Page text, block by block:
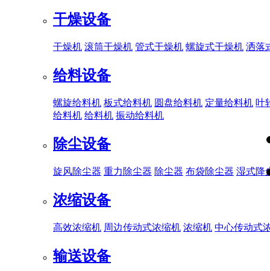
干燥设备
干燥机 滚筒干燥机 管式干燥机 螺旋式干燥机 洒落
给料设备
螺旋给料机 板式给料机 圆盘给料机 定量给料机 叶
给料机 给料机 振动给料机
除尘设备
旋风除尘器 重力除尘器 除尘器 布袋除尘器 湿式降
浓缩设备
高效浓缩机 周边传动式浓缩机 浓缩机 中心传动式
输送设备